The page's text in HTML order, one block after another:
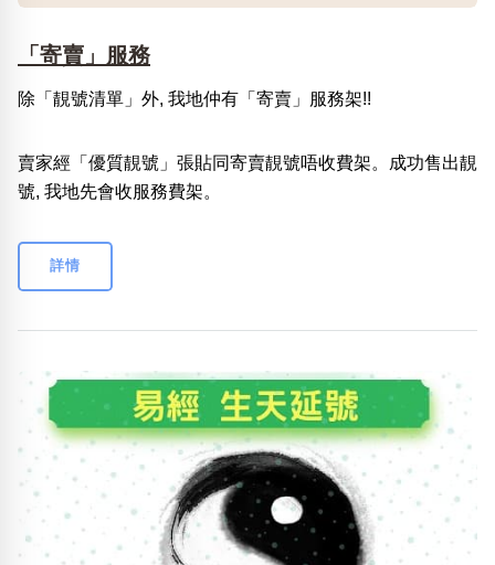
「寄賣」服務
除「靚號清單」外, 我地仲有「寄賣」服務架!!
賣家經「優質靚號」張貼同寄賣靚號唔收費架。成功售出靚
號, 我地先會收服務費架。
詳情